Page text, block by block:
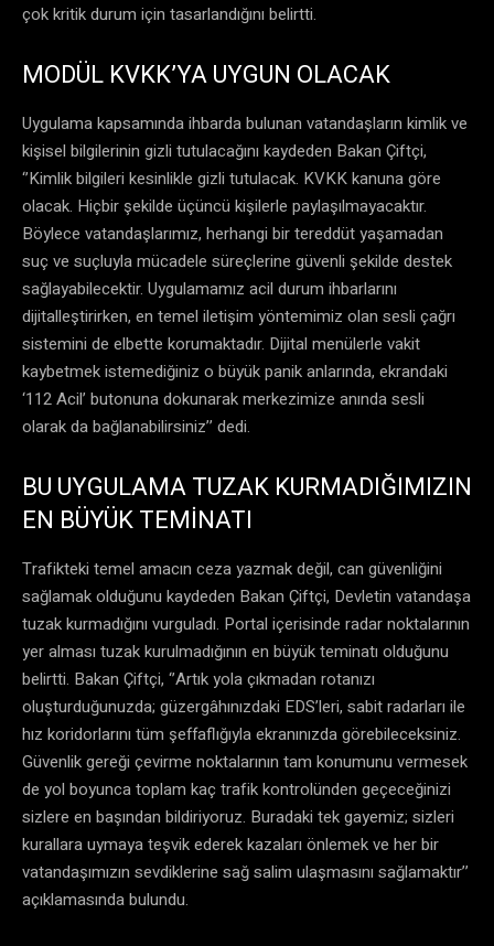
çok kritik durum için tasarlandığını belirtti.
MODÜL KVKK’YA UYGUN OLACAK
Uygulama kapsamında ihbarda bulunan vatandaşların kimlik ve
kişisel bilgilerinin gizli tutulacağını kaydeden Bakan Çiftçi,
‘’Kimlik bilgileri kesinlikle gizli tutulacak. KVKK kanuna göre
olacak. Hiçbir şekilde üçüncü kişilerle paylaşılmayacaktır.
Böylece vatandaşlarımız, herhangi bir tereddüt yaşamadan
suç ve suçluyla mücadele süreçlerine güvenli şekilde destek
sağlayabilecektir. Uygulamamız acil durum ihbarlarını
dijitalleştirirken, en temel iletişim yöntemimiz olan sesli çağrı
sistemini de elbette korumaktadır. Dijital menülerle vakit
kaybetmek istemediğiniz o büyük panik anlarında, ekrandaki
‘112 Acil’ butonuna dokunarak merkezimize anında sesli
olarak da bağlanabilirsiniz’’ dedi.
BU UYGULAMA TUZAK KURMADIĞIMIZIN
EN BÜYÜK TEMİNATI
Trafikteki temel amacın ceza yazmak değil, can güvenliğini
sağlamak olduğunu kaydeden Bakan Çiftçi, Devletin vatandaşa
tuzak kurmadığını vurguladı. Portal içerisinde radar noktalarının
yer alması tuzak kurulmadığının en büyük teminatı olduğunu
belirtti. Bakan Çiftçi, ‘’Artık yola çıkmadan rotanızı
oluşturduğunuzda; güzergâhınızdaki EDS’leri, sabit radarları ile
hız koridorlarını tüm şeffaflığıyla ekranınızda görebileceksiniz.
Güvenlik gereği çevirme noktalarının tam konumunu vermesek
de yol boyunca toplam kaç trafik kontrolünden geçeceğinizi
sizlere en başından bildiriyoruz. Buradaki tek gayemiz; sizleri
kurallara uymaya teşvik ederek kazaları önlemek ve her bir
vatandaşımızın sevdiklerine sağ salim ulaşmasını sağlamaktır’’
açıklamasında bulundu.